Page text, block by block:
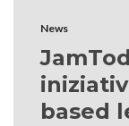
News
based